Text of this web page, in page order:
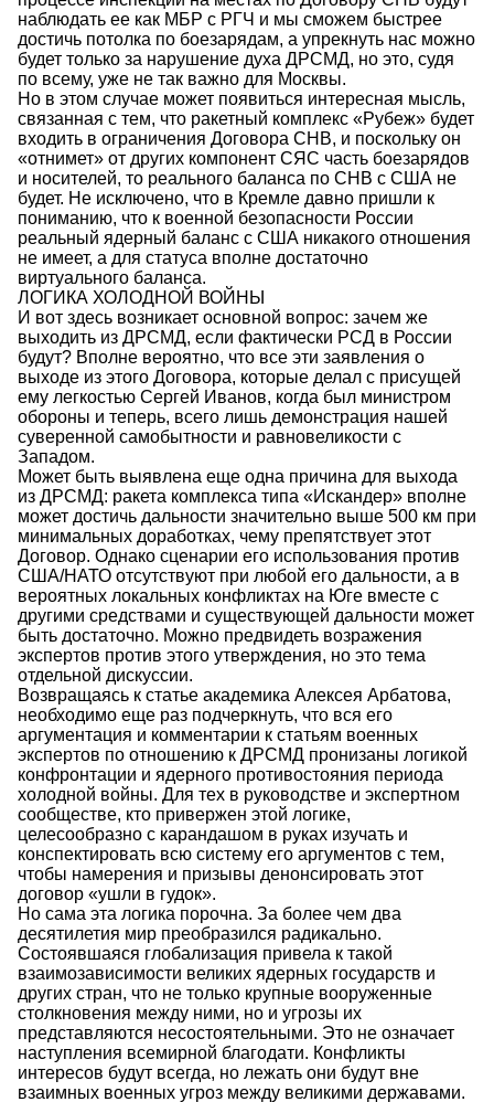
наблюдать ее как МБР с РГЧ и мы сможем быстрее
достичь потолка по боезарядам, а упрекнуть нас можно
будет только за нарушение духа ДРСМД, но это, судя
по всему, уже не так важно для Москвы.
Но в этом случае может появиться интересная мысль,
связанная с тем, что ракетный комплекс «Рубеж» будет
входить в ограничения Договора СНВ, и поскольку он
«отнимет» от других компонент СЯС часть боезарядов
и носителей, то реального баланса по СНВ с США не
будет. Не исключено, что в Кремле давно пришли к
пониманию, что к военной безопасности России
реальный ядерный баланс с США никакого отношения
не имеет, а для статуса вполне достаточно
виртуального баланса.
ЛОГИКА ХОЛОДНОЙ ВОЙНЫ
И вот здесь возникает основной вопрос: зачем же
выходить из ДРСМД, если фактически РСД в России
будут? Вполне вероятно, что все эти заявления о
выходе из этого Договора, которые делал с присущей
ему легкостью Сергей Иванов, когда был министром
обороны и теперь, всего лишь демонстрация нашей
суверенной самобытности и равновеликости с
Западом.
Может быть выявлена еще одна причина для выхода
из ДРСМД: ракета комплекса типа «Искандер» вполне
может достичь дальности значительно выше 500 км при
минимальных доработках, чему препятствует этот
Договор. Однако сценарии его использования против
США/НАТО отсутствуют при любой его дальности, а в
вероятных локальных конфликтах на Юге вместе с
другими средствами и существующей дальности может
быть достаточно. Можно предвидеть возражения
экспертов против этого утверждения, но это тема
отдельной дискуссии.
Возвращаясь к статье академика Алексея Арбатова,
необходимо еще раз подчеркнуть, что вся его
аргументация и комментарии к статьям военных
экспертов по отношению к ДРСМД пронизаны логикой
конфронтации и ядерного противостояния периода
холодной войны. Для тех в руководстве и экспертном
сообществе, кто привержен этой логике,
целесообразно с карандашом в руках изучать и
конспектировать всю систему его аргументов с тем,
чтобы намерения и призывы денонсировать этот
договор «ушли в гудок».
Но сама эта логика порочна. За более чем два
десятилетия мир преобразился радикально.
Состоявшаяся глобализация привела к такой
взаимозависимости великих ядерных государств и
других стран, что не только крупные вооруженные
столкновения между ними, но и угрозы их
представляются несостоятельными. Это не означает
наступления всемирной благодати. Конфликты
интересов будут всегда, но лежать они будут вне
взаимных военных угроз между великими державами.